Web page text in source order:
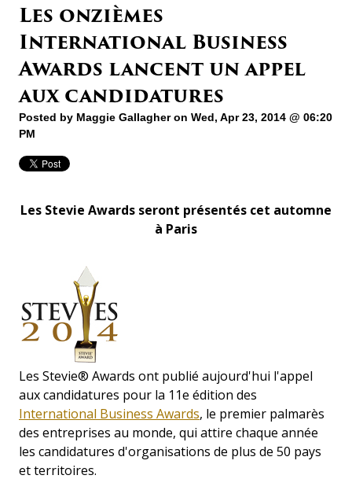
Les onzièmes
International Business
Awards lancent un appel
aux candidatures
Posted by Maggie Gallagheron Wed, Apr 23, 2014 @ 06:20
PM
Les Stevie Awards seront présentés cet automne
à Paris
Les Stevie® Awards ont publié aujourd'hui l'appel
aux candidatures pour la 11e édition des
International Business Awards, le premier palmarès
des entreprises au monde, qui attire chaque année
les candidatures d'organisations de plus de 50 pays
et territoires.